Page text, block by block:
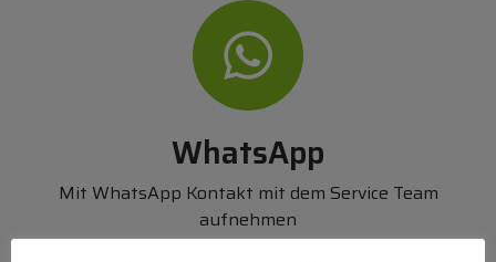
WhatsApp
Mit WhatsApp Kontakt mit dem Service Team
aufnehmen
(MO-DO 8-17, FR 8-15 Uhr,+43 1 267 67 60)